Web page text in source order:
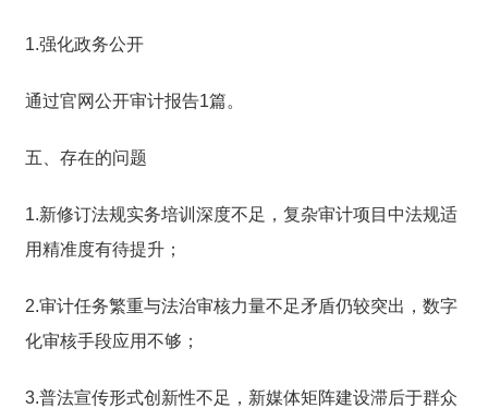
1.强化政务公开
通过官网公开审计报告1篇。
五、存在的问题
1.新修订法规实务培训深度不足，复杂审计项目中法规适
用精准度有待提升；
2.审计任务繁重与法治审核力量不足矛盾仍较突出，数字
化审核手段应用不够；
3.普法宣传形式创新性不足，新媒体矩阵建设滞后于群众